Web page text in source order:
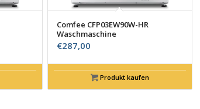
Comfee CFP03EW90W-HR
Waschmaschine
€287,00
Produkt kaufen